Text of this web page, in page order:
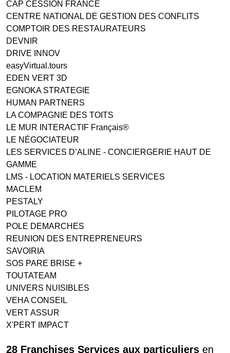
CAP CESSION FRANCE
CENTRE NATIONAL DE GESTION DES CONFLITS
COMPTOIR DES RESTAURATEURS
DEVNIR
DRIVE INNOV
easyVirtual.tours
EDEN VERT 3D
EGNOKA STRATEGIE
HUMAN PARTNERS
LA COMPAGNIE DES TOITS
LE MUR INTERACTIF Français®
LE NÉGOCIATEUR
LES SERVICES D’ALINE - CONCIERGERIE HAUT DE
GAMME
LMS - LOCATION MATERIELS SERVICES
MACLEM
PESTALY
PILOTAGE PRO
POLE DEMARCHES
REUNION DES ENTREPRENEURS
SAVOIRIA
SOS PARE BRISE +
TOUTATEAM
UNIVERS NUISIBLES
VEHA CONSEIL
VERT ASSUR
X'PERT IMPACT
28 Franchises Services aux particuliers en